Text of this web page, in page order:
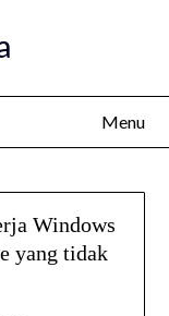
Menu
Windows
yang tidak